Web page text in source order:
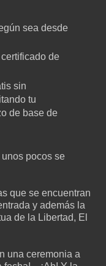
sea desde
de
sin
tu
de base de
pocos se
que se encuentran
y además la
de la Libertad, El
una ceremonia a